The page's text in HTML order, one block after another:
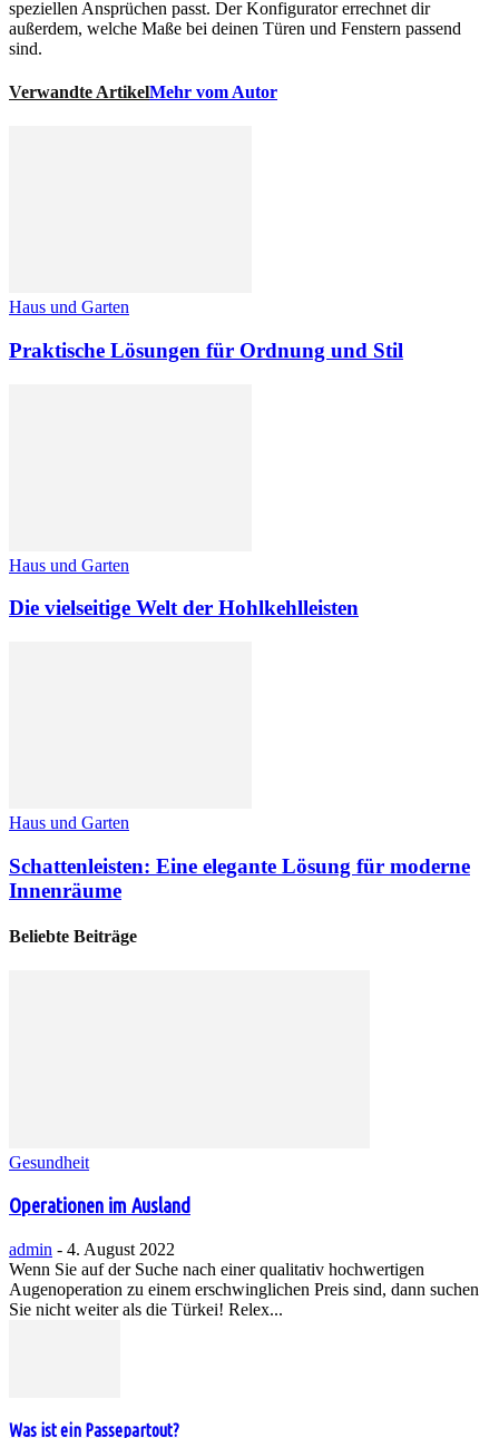
speziellen Ansprüchen passt. Der Konfigurator errechnet dir
außerdem, welche Maße bei deinen Türen und Fenstern passend
sind.
Verwandte ArtikelMehr vom Autor
Haus und Garten
Praktische Lösungen für Ordnung und Stil
Haus und Garten
Die vielseitige Welt der Hohlkehlleisten
Haus und Garten
Schattenleisten: Eine elegante Lösung für moderne
Innenräume
Beliebte Beiträge
Gesundheit
Operationen im Ausland
admin - 4. August 2022
Wenn Sie auf der Suche nach einer qualitativ hochwertigen
Augenoperation zu einem erschwinglichen Preis sind, dann suchen
Sie nicht weiter als die Türkei! Relex...
Was ist ein Passepartout?